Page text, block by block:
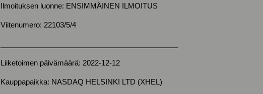
Ilmoituksen luonne: ENSIMMÄINEN ILMOITUS
Viitenumero: 22103/5/4
Liiketoimen päivämäärä: 2022-12-12
Kauppapaikka: NASDAQ HELSINKI LTD (XHEL)